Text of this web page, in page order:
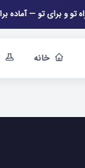
تو و برای تو — آماده
خانه